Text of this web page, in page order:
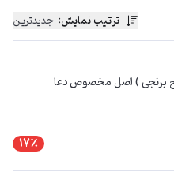
ترتیب نمایش: جدیدترین
برنجی ) اصل مخصوص دعا
17٪